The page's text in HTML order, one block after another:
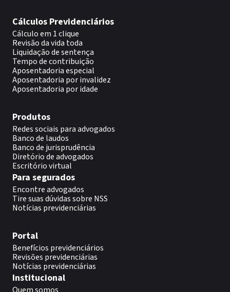
Cálculos Previdenciários
Cálculo em 1 clique
Revisão da vida toda
Liquidação de sentença
Tempo de contribuição
Aposentadoria especial
Aposentadoria por invalidez
Aposentadoria por idade
Produtos
Redes sociais para advogados
Banco de laudos
Banco de jurisprudência
Diretório de advogados
Escritório virtual
Para segurados
Encontre advogados
Tire suas dúvidas sobre NSS
Notícias previdenciárias
Portal
Benefícios previdenciários
Revisões previdenciárias
Notícias previdenciárias
Institucional